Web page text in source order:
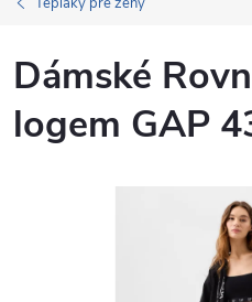
Dámské
logem GAP